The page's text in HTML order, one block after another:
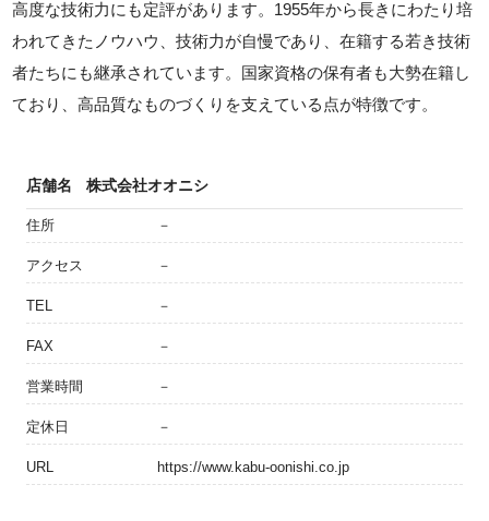
高度な技術力にも定評があります。1955年から長きにわたり培
われてきたノウハウ、技術力が自慢であり、在籍する若き技術
者たちにも継承されています。国家資格の保有者も大勢在籍し
ており、高品質なものづくりを支えている点が特徴です。
店舗名 株式会社オオニシ
住所 －
アクセス －
TEL －
FAX －
営業時間 －
定休日 －
URL https://www.kabu-oonishi.co.jp